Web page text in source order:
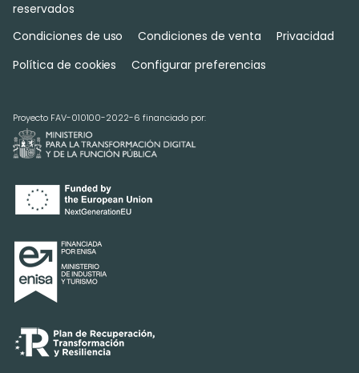
reservados
Condiciones de uso
Condiciones de venta
Privacidad
Política de cookies
Configurar preferencias
Proyecto FAV-010100-2022-6 financiado por: